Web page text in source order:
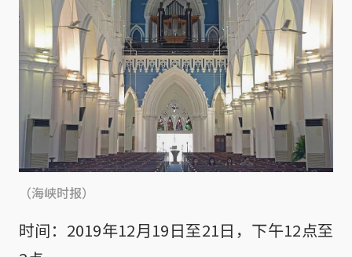
（海峡时报）
时间：2019年12月19日至21日，下午12点至